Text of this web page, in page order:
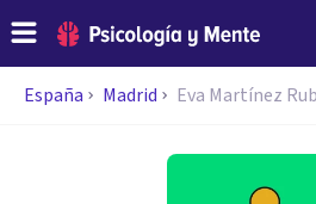
España Madrid Eva Martínez